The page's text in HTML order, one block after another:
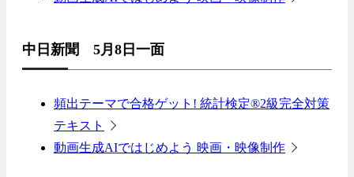
中日新聞 5月8日一面
頻出テーマで合格ゲット! 統計検定®2級完全対策
テキスト
動画生成AIではじめよう 映画・映像制作